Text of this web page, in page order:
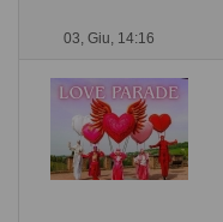
03, Giu, 14:16